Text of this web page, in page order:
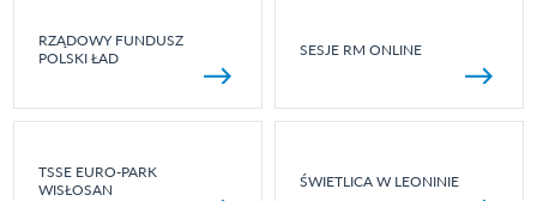
RZĄDOWY FUNDUSZ
POLSKI ŁAD
SESJE RM ONLINE
TSSE EURO-PARK
WISŁOSAN
ŚWIETLICA W LEONINIE